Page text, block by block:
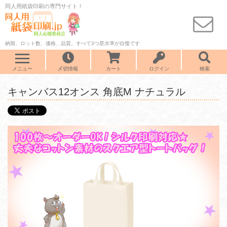
同人用紙袋印刷の専門サイト！
納期、ロット数、価格、品質。すべて3つ星水準が自慢です
メニュー 〆切情報 カート ログイン 検索
キャンバス12オンス 角底M ナチュラル